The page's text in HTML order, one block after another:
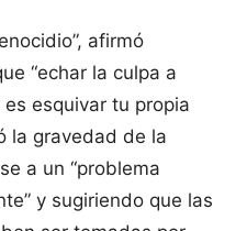
afirmó
“echar la culpa a
esquivar tu propia
la gravedad de la
a un “problema
y sugiriendo que las